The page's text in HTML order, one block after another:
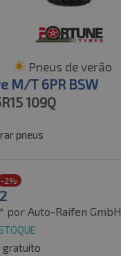
Pneus de verão
M/T 6PR BSW
109Q
pneus
-2%
por Auto-Raifen GmbH
gratuito